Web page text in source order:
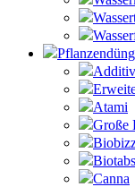
Atami
Große
Biotabs
Canna